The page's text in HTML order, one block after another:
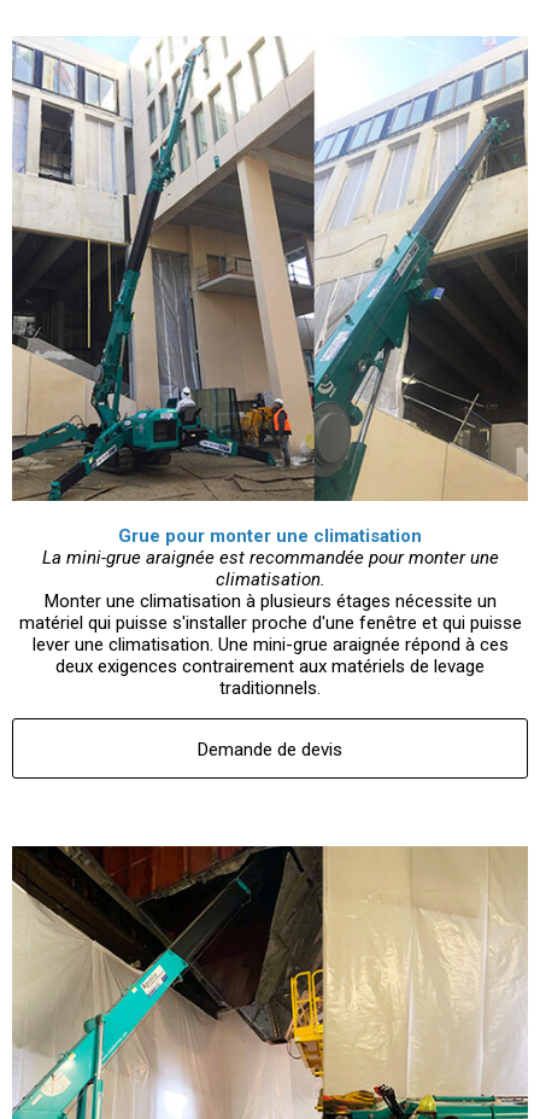
Grue pour monter une climatisation
La mini-grue araignée est recommandée pour monter une
climatisation.
Monter une climatisation à plusieurs étages nécessite un
matériel qui puisse s'installer proche d'une fenêtre et qui puisse
lever une climatisation. Une mini-grue araignée répond à ces
deux exigences contrairement aux matériels de levage
traditionnels.
Demande de devis